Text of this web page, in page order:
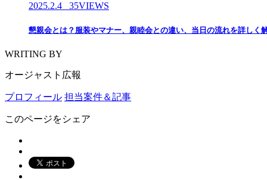
2025.2.4 35VIEWS
懇親会とは？服装やマナー、親睦会との違い、当日の流れを詳しく
WRITING BY
オージャスト広報
プロフィール 担当案件＆記事
このページをシェア